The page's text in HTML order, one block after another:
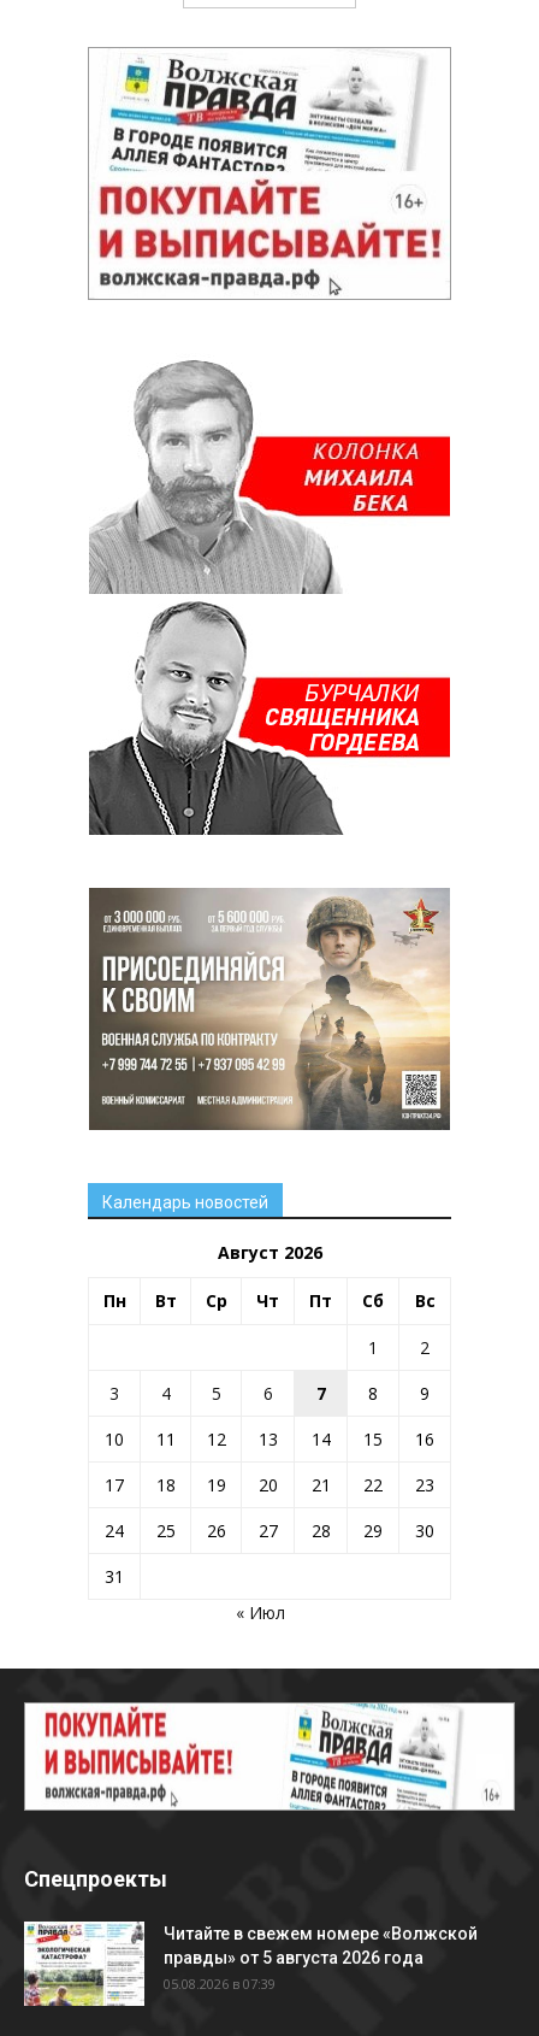
Календарь новостей
Август 2026
Пн Вт Ср Чт Пт Сб Вс
1
2
3
4 5 6 7 8
9
10
11 12 13 14 15
16
17
18 19 20 21 22
23
24
25 26 27 28 29
30
31
« Июл
Спецпроекты
Читайте в свежем номере «Волжской
правды» от 5 августа 2026 года
05.08.2026 в 07:39